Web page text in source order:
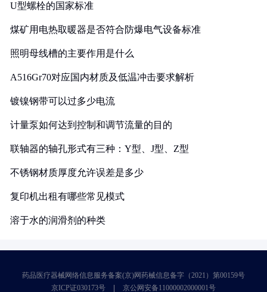
U型螺栓的国家标准
煤矿用电热取暖器是否符合防爆电气设备标准
照明母线槽的主要作用是什么
A516Gr70对应国内材质及低温冲击要求解析
镀镍钢带可以过多少电流
计量泵如何达到控制和调节流量的目的
联轴器的轴孔形式有三种：Y型、J型、Z型
不锈钢材质厚度允许误差是多少
复印机出租有哪些常见模式
溶于水的润滑剂的种类
药品医疗器械网络信息服务备案(京)网药械信息备字（2021）第00159号
京ICP证030173号
京公网安备11000002000001号